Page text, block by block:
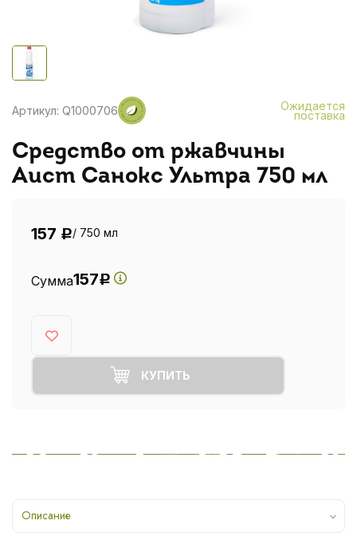
Артикул: Q1000706 Ожидается
поставка
Средство от ржавчины
Аист Санокс Ультра 750 мл
157 Р/ 750 мл
Сумма157Р
КУПИТЬ
Описание